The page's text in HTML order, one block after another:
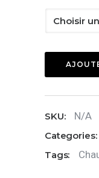
SKU: N/A
Categories:
Tags: